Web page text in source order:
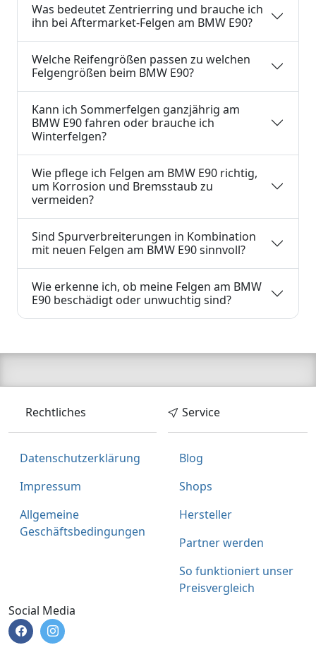
Was bedeutet Zentrierring und brauche ich
ihn bei Aftermarket-Felgen am BMW E90?
Welche Reifengrößen passen zu welchen
Felgengrößen beim BMW E90?
Kann ich Sommerfelgen ganzjährig am
BMW E90 fahren oder brauche ich
Winterfelgen?
Wie pflege ich Felgen am BMW E90 richtig,
um Korrosion und Bremsstaub zu
vermeiden?
Sind Spurverbreiterungen in Kombination
mit neuen Felgen am BMW E90 sinnvoll?
Wie erkenne ich, ob meine Felgen am BMW
E90 beschädigt oder unwuchtig sind?
Rechtliches
Datenschutzerklärung
Impressum
Allgemeine
Geschäftsbedingungen
Service
Blog
Shops
Hersteller
Partner werden
So funktioniert unser
Preisvergleich
Social Media